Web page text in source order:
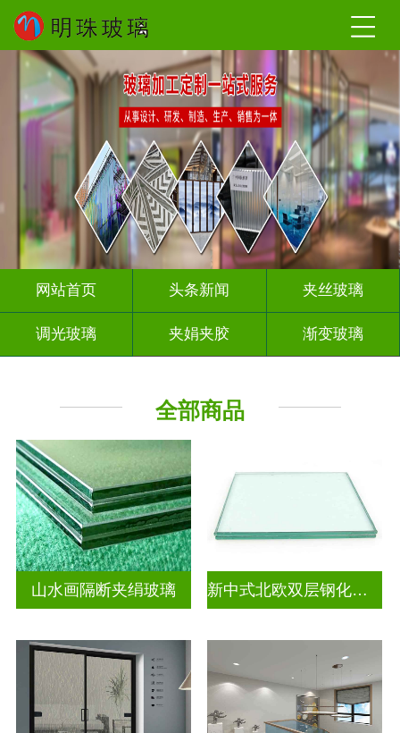
网站首页 头条新闻 夹丝玻璃
调光玻璃 夹娟夹胶 渐变玻璃
全部商品
山水画隔断夹绢玻璃 新中式北欧双层钢化夹胶